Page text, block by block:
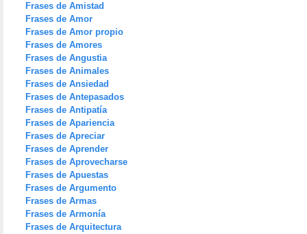
Frases de Amistad
Frases de Amor
Frases de Amor propio
Frases de Amores
Frases de Angustia
Frases de Animales
Frases de Ansiedad
Frases de Antepasados
Frases de Antipatía
Frases de Apariencia
Frases de Apreciar
Frases de Aprender
Frases de Aprovecharse
Frases de Apuestas
Frases de Argumento
Frases de Armas
Frases de Armonía
Frases de Arquitectura